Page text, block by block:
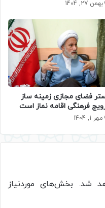
بهمن 27, 1404
فضای مجازی زمینه ساز
فرهنگی اقامه نماز است
مهر 1, 1404
شد. بخش‌های موردنیاز